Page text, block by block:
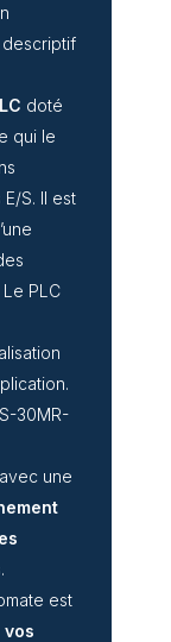
descriptif
doté
qui le
S. Il est
PLC
30MR-
une
.
est
vos